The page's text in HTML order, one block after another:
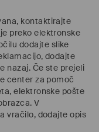
kontaktirajte
preko elektronske
dodajte slike
dodajte
nazaj. Če ste prejeli
center za pomoč
elektronske pošte
V
vračilo, dodajte opis